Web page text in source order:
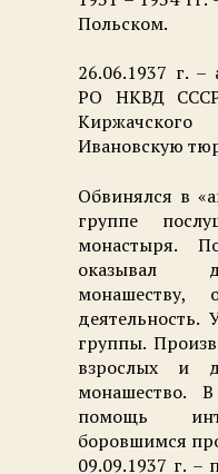
Польском.
26.06.1937 г. –
РО НКВД
Ивановскую
Обвинялся в
группе
монастыря.
оказывал
монашеству,
деятельность.
группы.
взрослых и
монашество.
помощь
боровшимся
09.09.1937 г. –